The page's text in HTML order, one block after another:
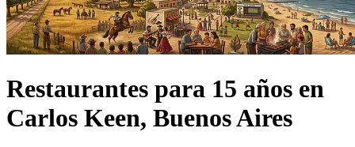
Restaurantes para 15 años en
Carlos Keen, Buenos Aires